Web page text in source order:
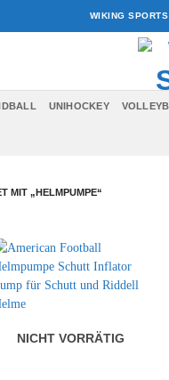
WIKING
UNIHOCKEY
MIT „HELMPUMPE“
NICHT VORRÄTIG